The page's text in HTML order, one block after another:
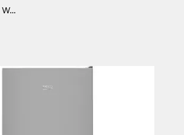
Wok Wuhan, Ø 28 cm, Wokpfanne Induktion, keramische Antihaftbeschichtung